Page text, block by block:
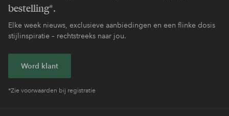
bestelling*.
Elke week nieuws, exclusieve aanbiedingen en een flinke dosis
stijlinspiratie – rechtstreeks naar jou.
Word klant
*Zie voorwaarden bij registratie